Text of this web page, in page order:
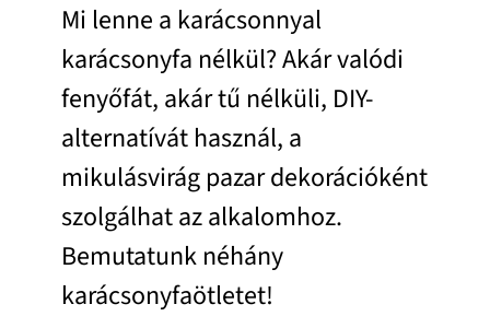
Mi lenne a karácsonnyal
karácsonyfa nélkül? Akár valódi
fenyőfát, akár tű nélküli, DIY-
alternatívát használ, a
mikulásvirág pazar dekorációként
szolgálhat az alkalomhoz.
Bemutatunk néhány
karácsonyfaötletet!